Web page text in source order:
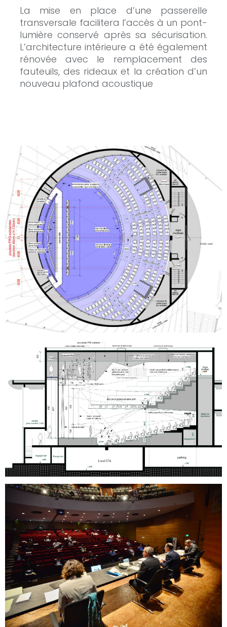
La mise en place d’une passerelle
transversale facilitera l’accès à un pont-
lumière conservé après sa sécurisation.
L’architecture intérieure a été également
rénovée avec le remplacement des
fauteuils, des rideaux et la création d’un
nouveau plafond acoustique